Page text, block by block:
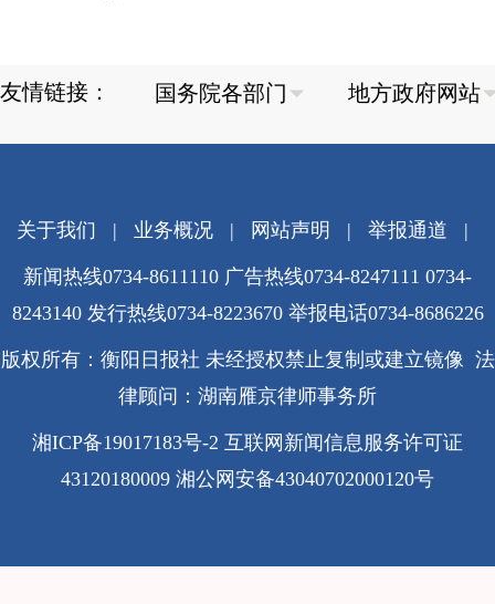
友情链接：
关于我们 | 业务概况| 网站声明 | 举报通道 |
新闻热线0734-8611110 广告热线0734-8247111 0734-
8243140 发行热线0734-8223670 举报电话0734-8686226
版权所有：衡阳日报社 未经授权禁止复制或建立镜像 法
律顾问：湖南雁京律师事务所
湘ICP备19017183号-2 互联网新闻信息服务许可证
43120180009 湘公网安备43040702000120号